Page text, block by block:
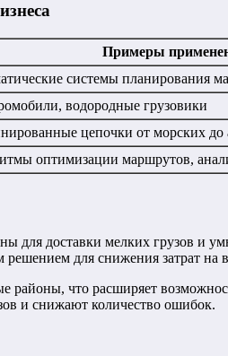
Примеры
системы планирования
водородные грузовики
цепочки от морских до
оптимизации маршрутов,
для доставки мелких грузов и
для снижения затрат на
что расширяет
и снижают количество ошибок.